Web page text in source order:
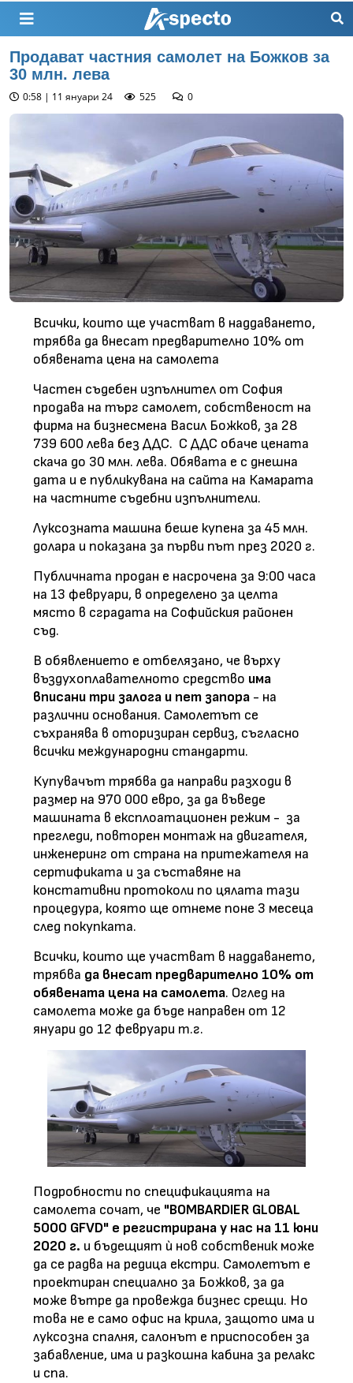
Продават частния самолет на Божков за
30 млн. лева
0:58 | 11 януари 24 525 0
Всички, които ще участват в наддаването,
трябва да внесат предварително 10% от
обявената цена на самолета
Частен съдебен изпълнител от София
продава на търг самолет, собственост на
фирма на бизнесмена Васил Божков, за 28
739 600 лева без ДДС. С ДДС обаче цената
скача до 30 млн. лева. Обявата е с днешна
дата и е публикувана на сайта на Камарата
на частните съдебни изпълнители.
Луксозната машина беше купена за 45 млн.
долара и показана за първи път през 2020 г.
Публичната продан е насрочена за 9:00 часа
на 13 февруари, в определено за целта
място в сградата на Софийския районен
съд.
В обявлението е отбелязано, че върху
въздухоплавателното средство има
вписани три залога и пет запора - на
различни основания. Самолетът се
съхранява в оторизиран сервиз, съгласно
всички международни стандарти.
Купувачът трябва да направи разходи в
размер на 970 000 евро, за да въведе
машината в експлоатационен режим - за
прегледи, повторен монтаж на двигателя,
инженеринг от страна на притежателя на
сертификата и за съставяне на
констативни протоколи по цялата тази
процедура, която ще отнеме поне 3 месеца
след покупката.
Всички, които ще участват в наддаването,
трябва да внесат предварително 10% от
обявената цена на самолета. Оглед на
самолета може да бъде направен от 12
януари до 12 февруари т.г.
Подробности по спецификацията на
самолета сочат, че "BOMBARDIER GLOBAL
5000 GFVD" е регистрирана у нас на 11 юни
2020 г. и бъдещият ѝ нов собственик може
да се радва на редица екстри. Самолетът е
проектиран специално за Божков, за да
може вътре да провежда бизнес срещи. Но
това не е само офис на крила, защото има и
луксозна спалня, салонът е приспособен за
забавление, има и разкошна кабина за релакс
и спа.